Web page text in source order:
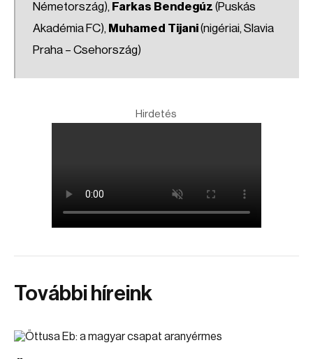
Németország), Farkas Bendegúz (Puskás
Akadémia FC), Muhamed Tijani(nigériai, Slavia
Praha – Csehország)
Hirdetés
További híreink